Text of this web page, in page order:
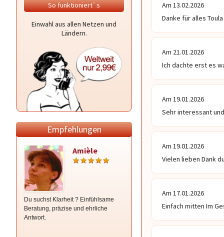
So funktioniert`s
Einwahl aus allen Netzen und
Ländern.
Empfehlungen
Amièle
Du suchst Klarheit ? Einfühlsame
Beratung, präzise und ehrliche
Antwort.
Gabi
hellsichtig, treffsicher und für alle
Bereiche! Ich lege auch die Karten
für Tiere. Bei mir gibt es den
Am 13.02.2026
Danke für alles
Am 21.01.2026
Ich dachte erst es
Am 19.01.2026
Sehr interessant
Am 19.01.2026
Vielen lieben Dank
Am 17.01.2026
Einfach mitten Im